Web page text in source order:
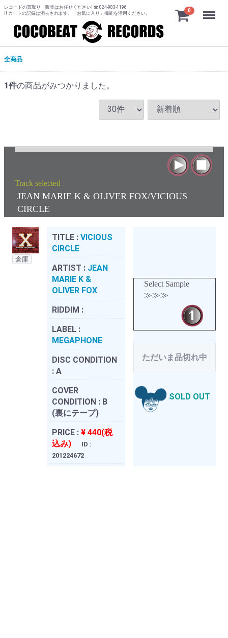
レコードの買取り・販売はお任せください! ☎ 024-983-1196
!! カートの記録は消去されます、「お気に入り」機能を活用ください。
0 Menu
全商品
1件の商品がみつかりました。
Track selected :
JEAN MARIE K & OLIVER FOX/VICIOUS
CIRCLE
倉庫
TITLE : VICIOUS
CIRCLE
ARTIST : JEAN
MARIE K &
OLIVER FOX
RIDDIM :
LABEL :
MEGAPHONE
DISC CONDITION
: A
COVER
CONDITION : B
(裏にテープ)
PRICE : ¥ 440(税
込み)
ID :
201224672
Select Sample
≫≫≫
ただいま品切れ中
SOLD OUT